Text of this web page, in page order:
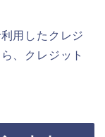
用したクレジ
、クレジット